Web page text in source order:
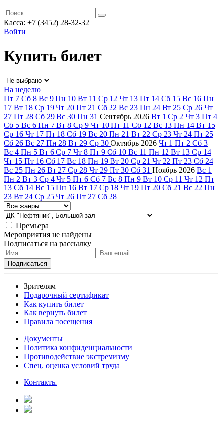
Касса: +7 (3452) 28-32-32
Войти
Купить билет
На неделю
Пт 7 Сб 8 Вс 9 Пн 10 Вт 11 Ср 12 Чт 13 Пт 14 Сб 15 Вс 16 Пн
17 Вт 18 Ср 19 Чт 20 Пт 21 Сб 22 Вс 23 Пн 24 Вт 25 Ср 26 Чт
27 Пт 28 Сб 29 Вс 30 Пн 31 Сентябрь 2026 Вт 1 Ср 2 Чт 3 Пт 4
Сб 5 Вс 6 Пн 7 Вт 8 Ср 9 Чт 10 Пт 11 Сб 12 Вс 13 Пн 14 Вт 15
Ср 16 Чт 17 Пт 18 Сб 19 Вс 20 Пн 21 Вт 22 Ср 23 Чт 24 Пт 25
Сб 26 Вс 27 Пн 28 Вт 29 Ср 30 Октябрь 2026 Чт 1 Пт 2 Сб 3
Вс 4 Пн 5 Вт 6 Ср 7 Чт 8 Пт 9 Сб 10 Вс 11 Пн 12 Вт 13 Ср 14
Чт 15 Пт 16 Сб 17 Вс 18 Пн 19 Вт 20 Ср 21 Чт 22 Пт 23 Сб 24
Вс 25 Пн 26 Вт 27 Ср 28 Чт 29 Пт 30 Сб 31 Ноябрь 2026 Вс 1
Пн 2 Вт 3 Ср 4 Чт 5 Пт 6 Сб 7 Вс 8 Пн 9 Вт 10 Ср 11 Чт 12 Пт
13 Сб 14 Вс 15 Пн 16 Вт 17 Ср 18 Чт 19 Пт 20 Сб 21 Вс 22 Пн
23 Вт 24 Ср 25 Чт 26 Пт 27 Сб 28
Премьера
Мероприятия не найдены
Подписаться на рассылку
Зрителям
Подарочный сертификат
Как купить билет
Как вернуть билет
Правила посещения
Документы
Политика конфиденциальности
Противодействие экстремизму
Спец. оценка условий труда
Контакты